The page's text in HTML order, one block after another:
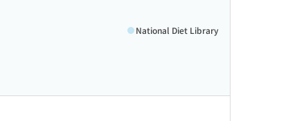
National Diet Library